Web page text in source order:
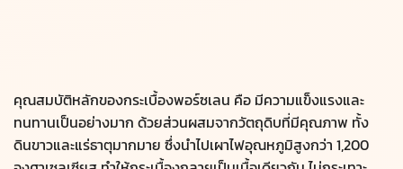
คุณสมบัติหลักของกระเบื้องพอร์ซเลน คือ มีความแข็งแรงและ
ทนทานเป็นอย่างมาก ด้วยส่วนผสมจากวัตถุดิบที่มีคุณภาพ ทั้ง
ดินขาวและแร่ธาตุมากมาย ซึ่งนำไปเผาไฟอุณหภูมิสูงกว่า 1,200